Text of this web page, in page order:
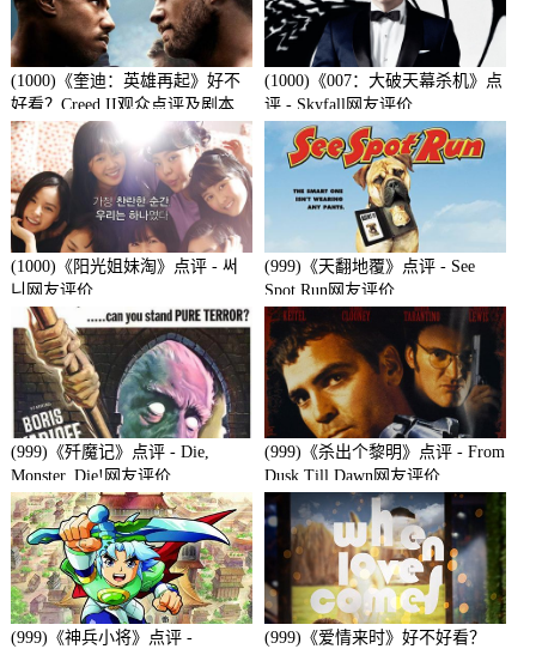
(1000)《奎迪：英雄再起》好不
好看？Creed II观众点评及剧本
(1000)《007：大破天幕杀机》点
评 - Skyfall网友评价
(1000)《阳光姐妹淘》点评 - 써
니网友评价
(999)《天翻地覆》点评 - See
Spot Run网友评价
(999)《歼魔记》点评 - Die,
Monster, Die!网友评价
(999)《杀出个黎明》点评 - From
Dusk Till Dawn网友评价
(999)《神兵小将》点评 -
(999)《爱情来时》好不好看？